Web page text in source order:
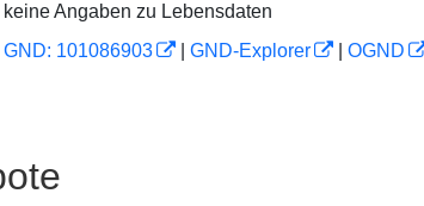
keine Angaben zu Lebensdaten
GND: 101086903 GND-Explorer OGND